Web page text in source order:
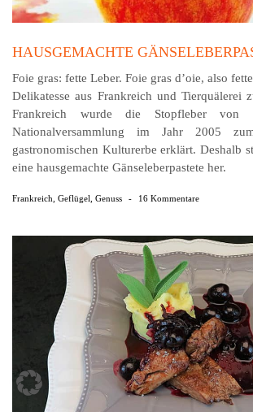
HAUSGEMACHTE
Foie gras: fette Leber. Foie gras d’oie, also
Delikatesse aus Frankreich und Tierquälerei
Frankreich wurde die Stopfleber von
Nationalversammlung im Jahr 2005
gastronomischen Kulturerbe erklärt. Deshalb
eine hausgemachte Gänseleberpastete her.
Frankreich Geflügel Genuss - 16 Kommentare